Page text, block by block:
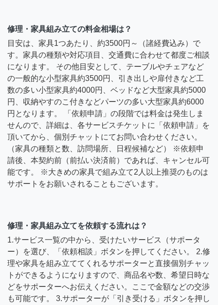
修理・家具組み立ての料金相場は？
目安は、家具1つあたり、約3500円～（諸経費込み）で
す。家具の種類や対応項目、交通費に合わせて都度ご相談
になります。 その他目安として、テーブルやチェアなど
の一般的な小型家具約3500円、引き出しや扉付きなど工
数の多い小型家具約4000円、ベッドなど大型家具約5000
円、収納やすのこ付きなどパーツの多い大型家具約6000
円となります。 「依頼申請」の段階では料金は発生しま
せんので、詳細は、各サービスチケットに「依頼申請」を
頂いてから、個別チャットにてお問い合わせください。
（家具の種類と数、訪問場所、日程候補など） ※依頼申
請後、本契約前（前払い決済前）であれば、キャンセル可
能です。 ※大きめの家具で組み立て2人以上推奨のものは
サポートをお願いされることもございます。
修理・家具組み立てを依頼する流れは？
1.サービス一覧の中から、受けたいサービス（サポータ
ー）を選び、「依頼相談」ボタンを押してください。 2.修
理や家具を組み立ててくれるサポーターと直接個別チャッ
トができるようになりますので、商品名や数、希望日時な
どをサポーターへお伝えください。ここで金額などの交渉
も可能です。 3.サポーターが「引き受ける」ボタンを押し